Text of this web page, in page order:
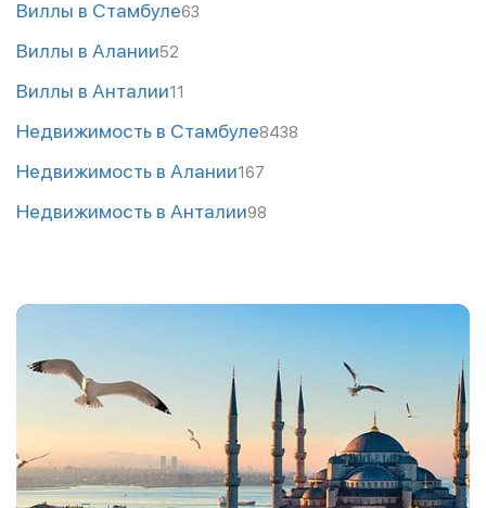
Виллы в Стамбуле63
Виллы в Алании52
Виллы в Анталии11
Недвижимость в Стамбуле8438
Недвижимость в Алании167
Недвижимость в Анталии98